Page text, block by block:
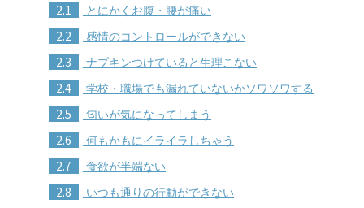
2.1 とにかくお腹・腰が痛い
2.2 感情のコントロールができない
2.3 ナプキンつけていると生理こない
2.4 学校・職場でも漏れていないかソワソワする
2.5 匂いが気になってしまう
2.6 何もかもにイライラしちゃう
2.7 食欲が半端ない
2.8 いつも通りの行動ができない